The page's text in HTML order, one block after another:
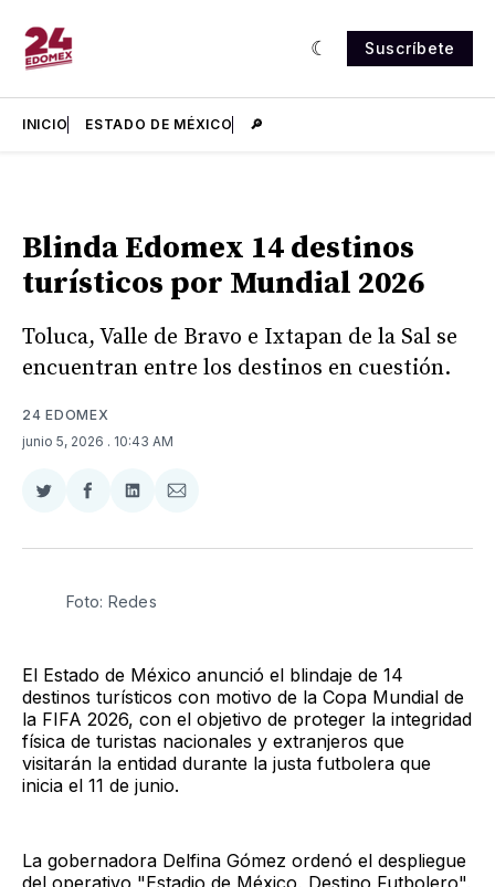
Suscríbete
INICIO ESTADO DE MÉXICO 🔎
Blinda Edomex 14 destinos
turísticos por Mundial 2026
Toluca, Valle de Bravo e Ixtapan de la Sal se
encuentran entre los destinos en cuestión.
24 EDOMEX
junio 5, 2026 . 10:43 AM
Compartir
Twitter
Compartir
Facebook
Compartir
LinkedIn
Compartir
Email
Foto: Redes
El Estado de México anunció el blindaje de 14
destinos turísticos con motivo de la Copa Mundial de
la FIFA 2026, con el objetivo de proteger la integridad
física de turistas nacionales y extranjeros que
visitarán la entidad durante la justa futbolera que
inicia el 11 de junio.
La gobernadora Delfina Gómez ordenó el despliegue
del operativo "Estadio de México, Destino Futbolero",